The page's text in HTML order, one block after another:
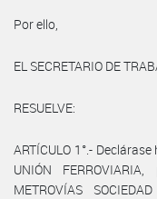
Por ello,
EL SECRETARIO DE
RESUELVE:
ARTÍCULO 1°.-
UNIÓN
METROVÍAS